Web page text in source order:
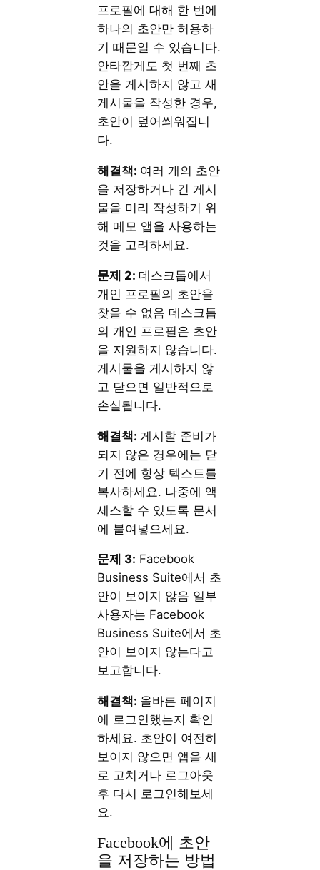
프로필에 대해 한 번에
하나의 초안만 허용하
기 때문일 수 있습니다.
안타깝게도 첫 번째 초
안을 게시하지 않고 새
게시물을 작성한 경우,
초안이 덮어씌워집니
다.
해결책: 여러 개의 초안
을 저장하거나 긴 게시
물을 미리 작성하기 위
해 메모 앱을 사용하는
것을 고려하세요.
문제 2:데스크톱에서
개인 프로필의 초안을
찾을 수 없음 데스크톱
의 개인 프로필은 초안
을 지원하지 않습니다.
게시물을 게시하지 않
고 닫으면 일반적으로
손실됩니다.
해결책:게시할 준비가
되지 않은 경우에는 닫
기 전에 항상 텍스트를
복사하세요. 나중에 액
세스할 수 있도록 문서
에 붙여넣으세요.
문제 3: Facebook
Business Suite에서 초
안이 보이지 않음 일부
사용자는 Facebook
Business Suite에서 초
안이 보이지 않는다고
보고합니다.
해결책: 올바른 페이지
에 로그인했는지 확인
하세요. 초안이 여전히
보이지 않으면 앱을 새
로 고치거나 로그아웃
후 다시 로그인해보세
요.
Facebook에 초안
을 저장하는 방법